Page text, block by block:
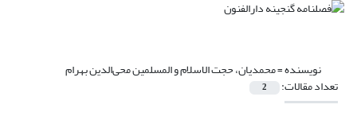
نویسنده =محمدیان، حجت الاسلام و المسلمین محی‌الدین بهرام
تعداد مقالات: 2